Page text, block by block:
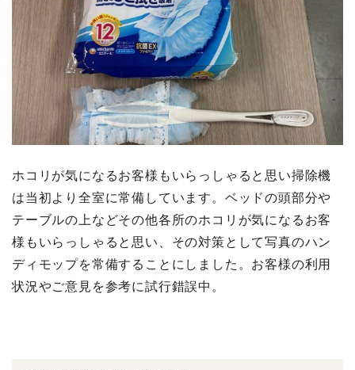
ホコリが気になるお客様もいらっしゃると思い掃除機
は当初より全室に常備しています。ベッドの頭部分や
テーブルの上などその他各所のホコリが気になるお客
様もいらっしゃると思い、その対策として写真のハン
ディモップを常備することにしました。お客様の利用
状況やご意見を参考に試行錯誤中。